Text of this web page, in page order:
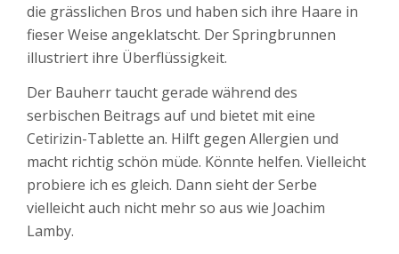
die grässlichen Bros und haben sich ihre Haare in
fieser Weise angeklatscht. Der Springbrunnen
illustriert ihre Überflüssigkeit.
Der Bauherr taucht gerade während des
serbischen Beitrags auf und bietet mit eine
Cetirizin-Tablette an. Hilft gegen Allergien und
macht richtig schön müde. Könnte helfen. Vielleicht
probiere ich es gleich. Dann sieht der Serbe
vielleicht auch nicht mehr so aus wie Joachim
Lamby.